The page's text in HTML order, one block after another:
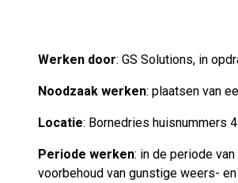
Werken door: GS Solutions, in
Noodzaak werken: plaatsen van
Locatie: Bornedries huisnummers
Periode werken: in de periode
voorbehoud van gunstige weers-